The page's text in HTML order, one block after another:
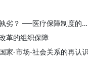
顾昕：社会医疗保险与全民公费医疗孰优孰劣？ ──医疗保障制度的国际比较
革的组织保障
家-市场-社会关系的再认